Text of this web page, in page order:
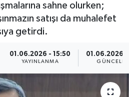
sahne olurken;
satışı da muhalefet
getirdi.
01.06.2026 - 15:50
YAYINLANMA
01.06.2026 -